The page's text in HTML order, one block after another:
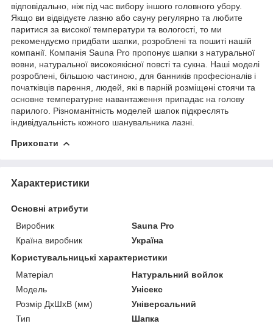
відповідально, ніж під час вибору іншого головного убору.
Якщо ви відвідуєте лазню або сауну регулярно та любите
паритися за високої температури та вологості, то ми
рекомендуємо придбати шапки, розроблені та пошиті нашій
компанії. Компанія Sauna Pro пропонує шапки з натуральної
вовни, натуральної високоякісної повсті та сукна. Наші моделі
розроблені, більшою частиною, для банників професіоналів і
початківців парення, людей, які в парній розміщені стоячи та
основне температурне навантаження припадає на голову
парилого. Різноманітність моделей шапок підкреслять
індивідуальність кожного шанувальника лазні.
Приховати
Характеристики
Основні атрибути
Виробник
Sauna Pro
Країна виробник
Україна
Користувальницькі характеристики
Матеріал
Натуральний войлок
Модель
Унісекс
Розмір ДхШхВ (мм)
Універсальний
Тип
Шапка